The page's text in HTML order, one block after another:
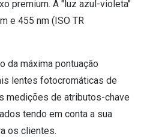
premium. A "luz azul-violeta"
e 455 nm (ISO TR
da máxima pontuação
lentes fotocromáticas de
medições de atributos-chave
tendo em conta a sua
os clientes.